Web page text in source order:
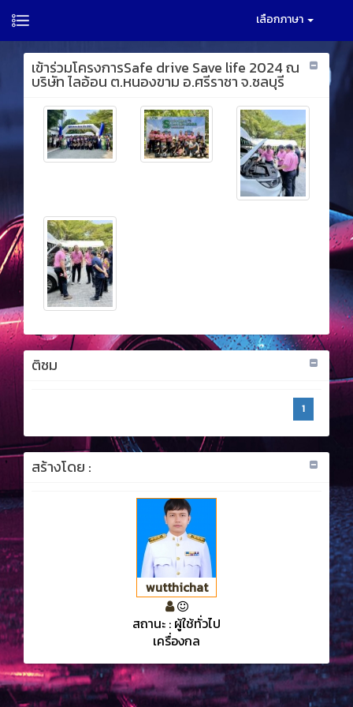
เลือกภาษา
เข้าร่วมโครงการSafe drive Save life 2024 ณ
บริษัท ไลอ้อน ต.หนองขาม อ.ศรีราชา จ.ชลบุรี
ติชม
1
สร้างโดย :
wutthichat
สถานะ : ผู้ใช้ทั่วไป
เครื่องกล